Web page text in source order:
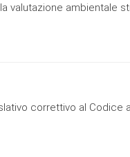
valutazione ambientale
correttivo al Codice